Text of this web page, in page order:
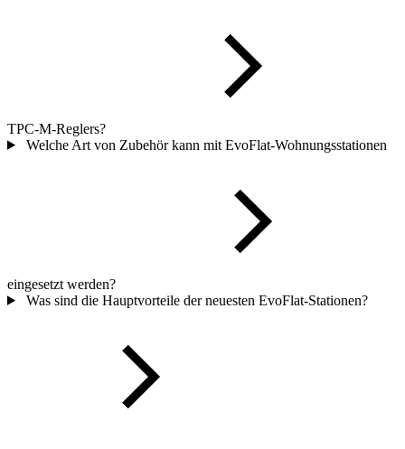
TPC-M-Reglers?
Welche Art von Zubehör kann mit EvoFlat-Wohnungsstationen
eingesetzt werden?
Was sind die Hauptvorteile der neuesten EvoFlat-Stationen?